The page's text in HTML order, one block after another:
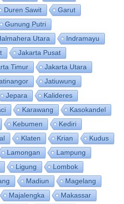
Duren Sawit
Garut
Gunung Putri
Utara
Indramayu
Jakarta Pusat
Timur
Jakarta Utara
Jatiuwung
Jepara
Kalideres
Karawang
Kasokandel
Kebumen
Kediri
Klaten Krian
Kudus
Lamongan
Lampung
Ligung
Lombok
Madiun
Magelang
Majalengka
Makassar